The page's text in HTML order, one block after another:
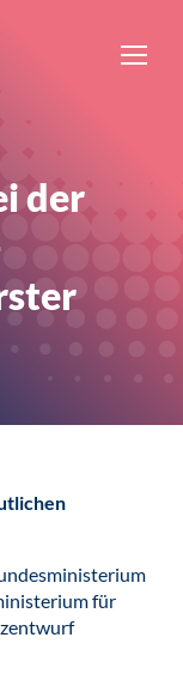
der
für